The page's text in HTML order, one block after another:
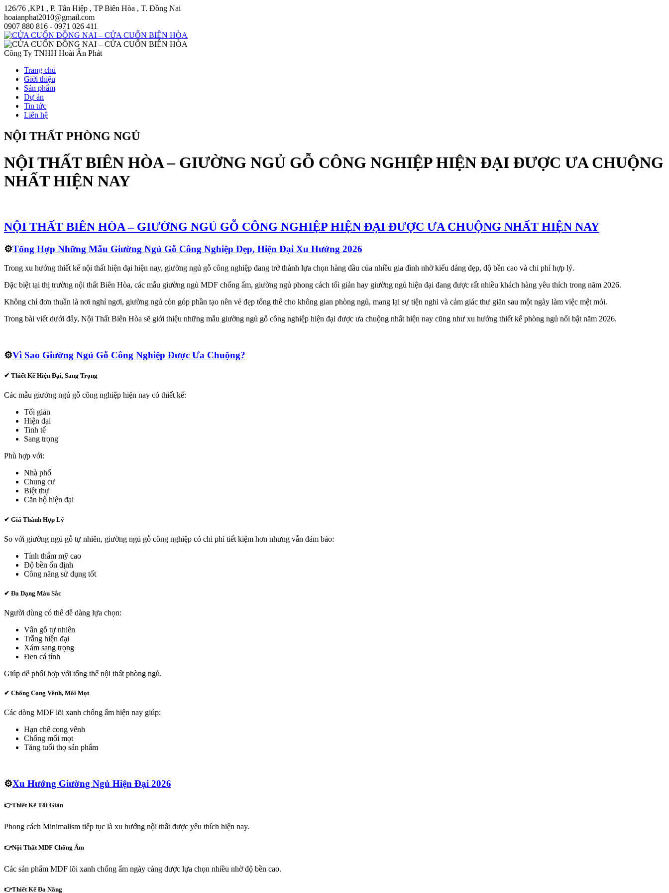
126/76 ,KP1 , P. Tân Hiệp , TP Biên Hòa , T. Đồng Nai
hoaianphat2010@gmail.com
0907 880 816 - 0971 026 411
Công Ty TNHH Hoài Ân Phát
Trang chủ
Giới thiệu
Sản phẩm
Dự án
Tin tức
Liên hệ
NỘI THẤT PHÒNG NGỦ
NỘI THẤT BIÊN HÒA – GIƯỜNG NGỦ GỖ CÔNG NGHIỆP HIỆN ĐẠI ĐƯỢC ƯA CHUỘNG
NHẤT HIỆN NAY
NỘI THẤT BIÊN HÒA – GIƯỜNG NGỦ GỖ CÔNG NGHIỆP HIỆN ĐẠI ĐƯỢC ƯA CHUỘNG NHẤT HIỆN NAY
⚙️Tổng Hợp Những Mẫu Giường Ngủ Gỗ Công Nghiệp Đẹp, Hiện Đại Xu Hướng 2026
Trong xu hướng thiết kế nội thất hiện đại hiện nay, giường ngủ gỗ công nghiệp đang trở thành lựa chọn hàng đầu của nhiều gia đình nhờ kiểu dáng đẹp, độ bền cao và chi phí hợp lý.
Đặc biệt tại thị trường nội thất Biên Hòa, các mẫu giường ngủ MDF chống ẩm, giường ngủ phong cách tối giản hay giường ngủ hiện đại đang được rất nhiều khách hàng yêu thích trong năm 2026.
Không chỉ đơn thuần là nơi nghỉ ngơi, giường ngủ còn góp phần tạo nên vẻ đẹp tổng thể cho không gian phòng ngủ, mang lại sự tiện nghi và cảm giác thư giãn sau một ngày làm việc mệt mỏi.
Trong bài viết dưới đây, Nội Thất Biên Hòa sẽ giới thiệu những mẫu giường ngủ gỗ công nghiệp hiện đại được ưa chuộng nhất hiện nay cũng như xu hướng thiết kế phòng ngủ nổi bật năm 2026.
⚙️Vì Sao Giường Ngủ Gỗ Công Nghiệp Được Ưa Chuộng?
✔ Thiết Kế Hiện Đại, Sang Trọng
Các mẫu giường ngủ gỗ công nghiệp hiện nay có thiết kế:
Tối giản
Hiện đại
Tinh tế
Sang trọng
Phù hợp với:
Nhà phố
Chung cư
Biệt thự
Căn hộ hiện đại
✔ Giá Thành Hợp Lý
So với giường ngủ gỗ tự nhiên, giường ngủ gỗ công nghiệp có chi phí tiết kiệm hơn nhưng vẫn đảm bảo:
Tính thẩm mỹ cao
Độ bền ổn định
Công năng sử dụng tốt
✔ Đa Dạng Màu Sắc
Người dùng có thể dễ dàng lựa chọn:
Vân gỗ tự nhiên
Trắng hiện đại
Xám sang trọng
Đen cá tính
Giúp dễ phối hợp với tổng thể nội thất phòng ngủ.
✔ Chống Cong Vênh, Mối Mọt
Các dòng MDF lõi xanh chống ẩm hiện nay giúp:
Hạn chế cong vênh
Chống mối mọt
Tăng tuổi thọ sản phẩm
⚙️Xu Hướng Giường Ngủ Hiện Đại 2026
👉Thiết Kế Tối Giản
Phong cách Minimalism tiếp tục là xu hướng nội thất được yêu thích hiện nay.
👉Nội Thất MDF Chống Ẩm
Các sản phẩm MDF lõi xanh chống ẩm ngày càng được lựa chọn nhiều nhờ độ bền cao.
👉Thiết Kế Đa Năng